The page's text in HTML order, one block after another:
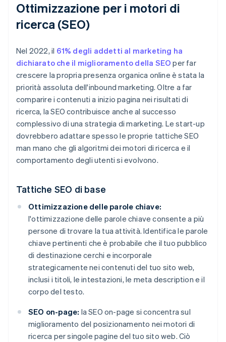
Ottimizzazione per i motori di
ricerca (SEO)
Nel 2022, il 61% degli addetti al marketing ha
dichiarato che il miglioramento della SEO per far
crescere la propria presenza organica online è stata la
priorità assoluta dell'inbound marketing. Oltre a far
comparire i contenuti a inizio pagina nei risultati di
ricerca, la SEO contribuisce anche al successo
complessivo di una strategia di marketing. Le start-up
dovrebbero adattare spesso le proprie tattiche SEO
man mano che gli algoritmi dei motori di ricerca e il
comportamento degli utenti si evolvono.
Tattiche SEO di base
Ottimizzazione delle parole chiave:
l'ottimizzazione delle parole chiave consente a più
persone di trovare la tua attività. Identifica le parole
chiave pertinenti che è probabile che il tuo pubblico
di destinazione cerchi e incorporale
strategicamente nei contenuti del tuo sito web,
inclusi i titoli, le intestazioni, le meta description e il
corpo del testo.
SEO on-page: la SEO on-page si concentra sul
miglioramento del posizionamento nei motori di
ricerca per singole pagine del tuo sito web. Ciò